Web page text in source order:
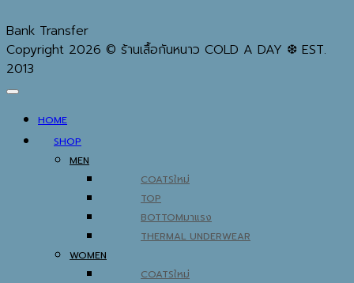
Bank Transfer
Copyright 2026 © ร้านเสื้อกันหนาว COLD A DAY ❆ EST.
2013
HOME
SHOP
MEN
COATS
TOP
BOTTOM
THERMAL UNDERWEAR
WOMEN
COATS